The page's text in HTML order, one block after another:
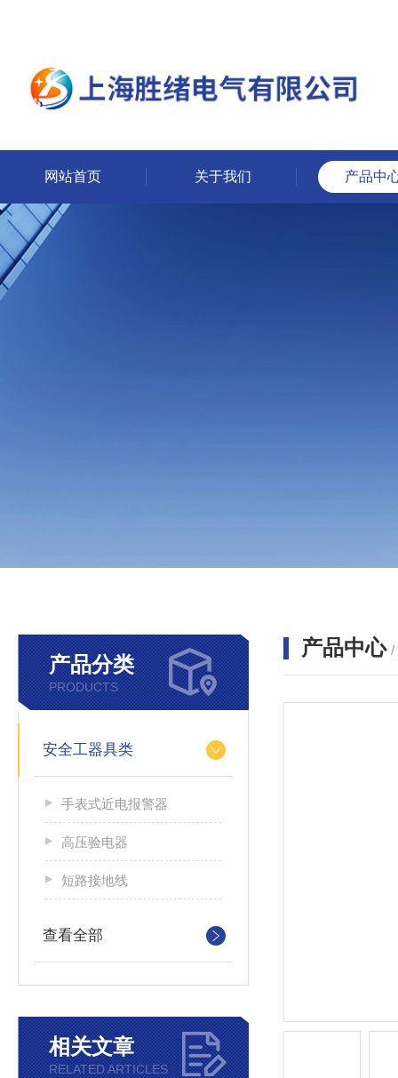
网站首页 关于我们 产品中
产品分类
PRODUCTS
安全工器具类
手表式近电报警器
高压验电器
短路接地线
查看全部
相关文章
RELATED ARTICLES
产品中心 /